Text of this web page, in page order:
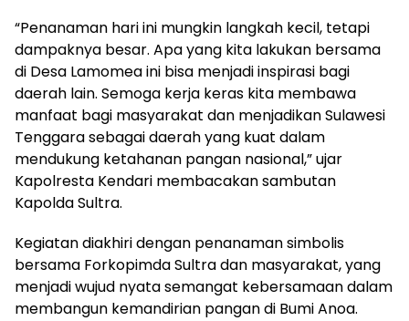
“Penanaman hari ini mungkin langkah kecil, tetapi
dampaknya besar. Apa yang kita lakukan bersama
di Desa Lamomea ini bisa menjadi inspirasi bagi
daerah lain. Semoga kerja keras kita membawa
manfaat bagi masyarakat dan menjadikan Sulawesi
Tenggara sebagai daerah yang kuat dalam
mendukung ketahanan pangan nasional,” ujar
Kapolresta Kendari membacakan sambutan
Kapolda Sultra.
Kegiatan diakhiri dengan penanaman simbolis
bersama Forkopimda Sultra dan masyarakat, yang
menjadi wujud nyata semangat kebersamaan dalam
membangun kemandirian pangan di Bumi Anoa.